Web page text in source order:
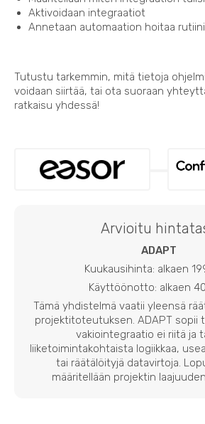
Aktivoidaan integraatiot
Annetaan automaation hoitaa
Tutustu tarkemmin, mitä tietoja
voidaan siirtää, tai ota suoraan
ratkaisu yhdessä!
Arvioitu
ADAPT
Kuukausihinta: alkaen
Käyttöönotto: alkaen
Tämä yhdistelmä vaatii yleensä
projektitoteutuksen. ADAPT sopii
vakiointegraatio ei riitä ja
liiketoimintakohtaista logiikkaa,
tai räätälöityjä datavirtoja.
määritellään projektin